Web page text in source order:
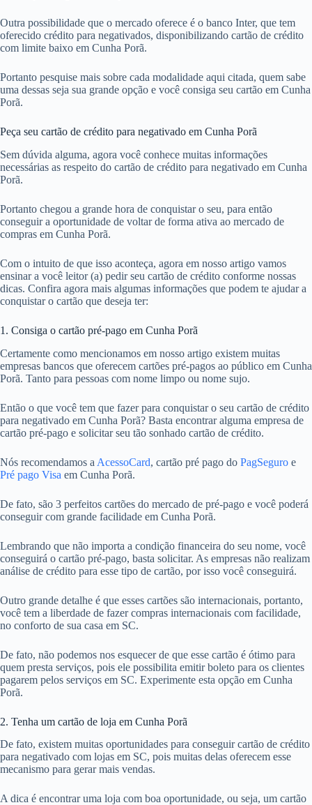
Outra possibilidade que o mercado oferece é o banco Inter, que tem
oferecido crédito para negativados, disponibilizando cartão de crédito
com limite baixo em Cunha Porã.
Portanto pesquise mais sobre cada modalidade aqui citada, quem sabe
uma dessas seja sua grande opção e você consiga seu cartão em Cunha
Porã.
Peça seu cartão de crédito para negativado em Cunha Porã
Sem dúvida alguma, agora você conhece muitas informações
necessárias as respeito do cartão de crédito para negativado em Cunha
Porã.
Portanto chegou a grande hora de conquistar o seu, para então
conseguir a oportunidade de voltar de forma ativa ao mercado de
compras em Cunha Porã.
Com o intuito de que isso aconteça, agora em nosso artigo vamos
ensinar a você leitor (a) pedir seu cartão de crédito conforme nossas
dicas. Confira agora mais algumas informações que podem te ajudar a
conquistar o cartão que deseja ter:
1. Consiga o cartão pré-pago em Cunha Porã
Certamente como mencionamos em nosso artigo existem muitas
empresas bancos que oferecem cartões pré-pagos ao público em Cunha
Porã. Tanto para pessoas com nome limpo ou nome sujo.
Então o que você tem que fazer para conquistar o seu cartão de crédito
para negativado em Cunha Porã? Basta encontrar alguma empresa de
cartão pré-pago e solicitar seu tão sonhado cartão de crédito.
Nós recomendamos a AcessoCard, cartão pré pago do PagSeguro e
Pré pago Visa em Cunha Porã.
De fato, são 3 perfeitos cartões do mercado de pré-pago e você poderá
conseguir com grande facilidade em Cunha Porã.
Lembrando que não importa a condição financeira do seu nome, você
conseguirá o cartão pré-pago, basta solicitar. As empresas não realizam
análise de crédito para esse tipo de cartão, por isso você conseguirá.
Outro grande detalhe é que esses cartões são internacionais, portanto,
você tem a liberdade de fazer compras internacionais com facilidade,
no conforto de sua casa em SC.
De fato, não podemos nos esquecer de que esse cartão é ótimo para
quem presta serviços, pois ele possibilita emitir boleto para os clientes
pagarem pelos serviços em SC. Experimente esta opção em Cunha
Porã.
2. Tenha um cartão de loja em Cunha Porã
De fato, existem muitas oportunidades para conseguir cartão de crédito
para negativado com lojas em SC, pois muitas delas oferecem esse
mecanismo para gerar mais vendas.
A dica é encontrar uma loja com boa oportunidade, ou seja, um cartão